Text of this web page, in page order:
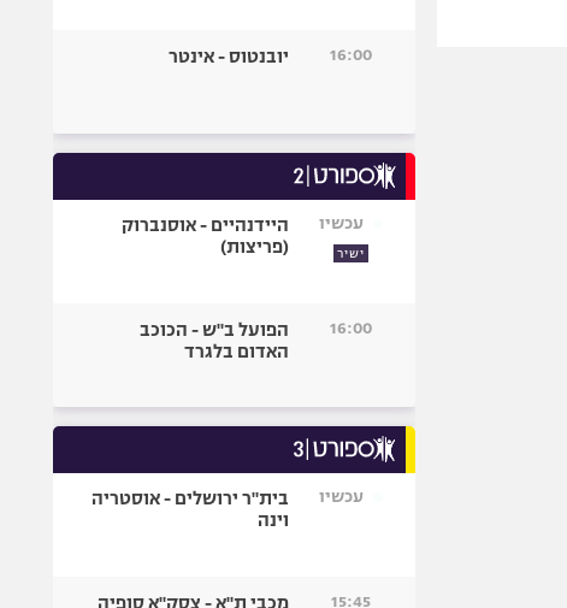
16:00 יובנטוס - אינטר
עכשיו
ישיר
היידנהיים - אוסנברוק
(פריצות)
16:00
הפועל ב"ש - הכוכב
האדום בלגרד
עכשיו
בית"ר ירושלים - אוסטריה
וינה
15:45 מכבי ת"א - צסק"א סופיה